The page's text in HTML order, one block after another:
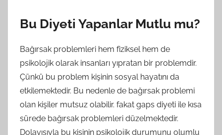
Bu Diyeti Yapanlar Mutlu mu?
Bağırsak problemleri hem fiziksel hem de
psikolojik olarak insanları yıpratan bir problemdir.
Çünkü bu problem kişinin sosyal hayatını da
etkilemektedir. Bu nedenle de bağırsak problemi
olan kişiler mutsuz olabilir. fakat gaps diyeti ile kısa
sürede bağırsak problemleri düzelmektedir.
Dolayısıyla bu kişinin psikolojik durumunu olumlu